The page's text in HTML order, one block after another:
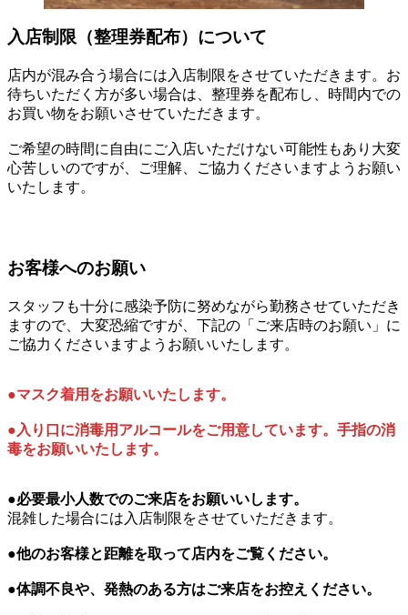
入店制限（整理券配布）について
店内が混み合う場合には入店制限をさせていただきます。お
待ちいただく方が多い場合は、整理券を配布し、時間内での
お買い物をお願いさせていただきます。
ご希望の時間に自由にご入店いただけない可能性もあり大変
心苦しいのですが、ご理解、ご協力くださいますようお願い
いたします。
お客様へのお願い
スタッフも十分に感染予防に努めながら勤務させていただき
ますので、大変恐縮ですが、下記の「ご来店時のお願い」に
ご協力くださいますようお願いいたします。
●マスク着用をお願いいたします。
●入り口に消毒用アルコールをご用意しています。手指の消
毒をお願いいたします。
●必要最小人数でのご来店をお願いいします。
混雑した場合には入店制限をさせていただきます。
●他のお客様と距離を取って店内をご覧ください。
●体調不良や、発熱のある方はご来店をお控えください。